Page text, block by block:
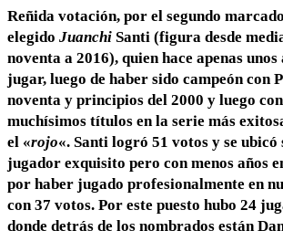
Reñida votación, por el segundo
elegido Juanchi Santi (figura desde
noventa a 2016), quien hace apenas unos
jugar, luego de haber sido campeón con
noventa y principios del 2000 y luego
muchísimos títulos en la serie más
el «rojo«. Santi logró 51 votos y se ubicó
jugador exquisito pero con menos años
por haber jugado profesionalmente en
con 37 votos. Por este puesto hubo 24
donde detrás de los nombrados están